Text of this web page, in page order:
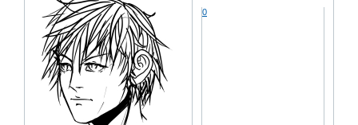
0